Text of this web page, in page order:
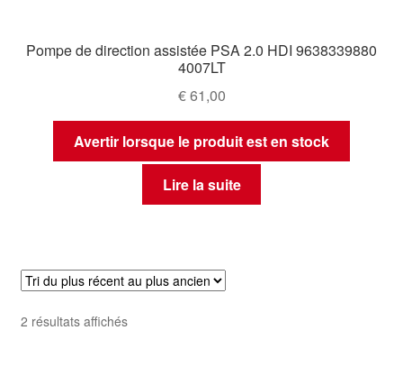
Pompe de direction assistée PSA 2.0 HDI 9638339880
4007LT
€61,00
Avertir lorsque le produit est en stock
Lire la suite
2 résultats affichésTrié